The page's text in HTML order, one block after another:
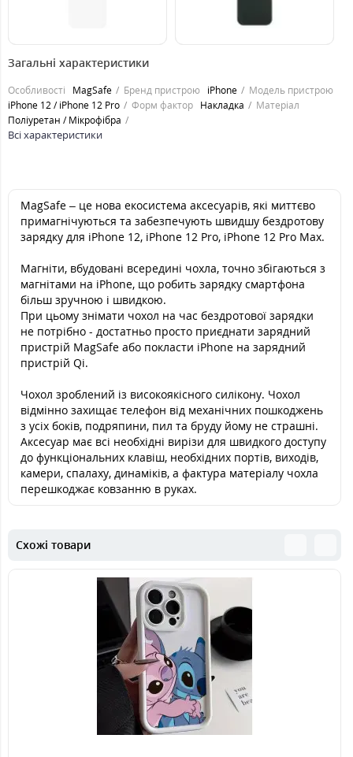
449 грн.
Загальні характеристики
Особливості MagSafe Бренд пристрою iPhone
Модель пристрою
iPhone 12 / iPhone 12 Pro
Форм фактор Накладка
Матеріал
Поліуретан / Мікрофібра
Всі характеристики
MagSafe – це нова екосистема аксесуарів, які миттєво
примагнічуються та забезпечують швидшу бездротову
зарядку для iPhone 12, iPhone 12 Pro, iPhone 12 Pro Max.
Магніти, вбудовані всередині чохла, точно збігаються з
магнітами на iPhone, що робить зарядку смартфона
більш зручною і швидкою.
При цьому знімати чохол на час бездротової зарядки
не потрібно - достатньо просто приєднати зарядний
пристрій MagSafe або покласти iPhone на зарядний
пристрій Qi.
Чохол зроблений із високоякісного силікону. Чохол
відмінно захищає телефон від механічних пошкоджень
з усіх боків, подряпини, пил та бруду йому не страшні.
Аксесуар має всі необхідні вирізи для швидкого доступу
до функціональних клавіш, необхідних портів, виходів,
камери, спалаху, динаміків, а фактура матеріалу чохла
перешкоджає ковзанню в руках.
Схожі товари